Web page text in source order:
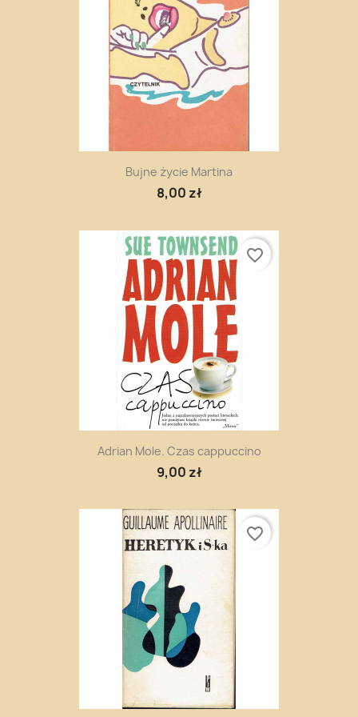
Bujne życie Martina
8,00 zł
Adrian Mole. Czas cappuccino
9,00 zł
favorite_border
favorite_border